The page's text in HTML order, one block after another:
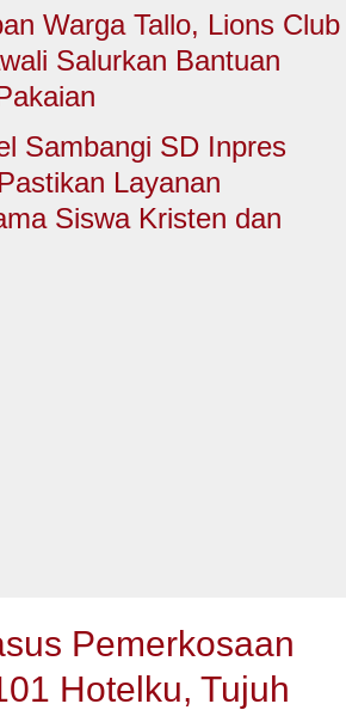
TNI & POLRI
Warga Tallo, Lions Club
Salurkan Bantuan
Sambangi SD Inpres
Layanan
Siswa Kristen dan
Pemerkosaan
Hotelku, Tujuh